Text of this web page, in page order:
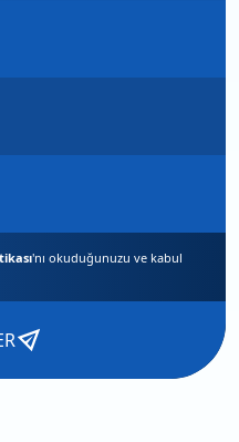
'nı okuduğunuzu ve kabul